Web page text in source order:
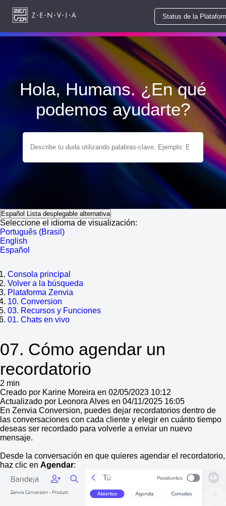
Status de la
Hola, Humans. ¿En qué
podemos ayudarte?
Español Lista desplegable alternativa
Seleccione el idioma de visualización:
Português (Brasil)
English
Español
Consola principal
Volver a la búsqueda
Plataforma Zenvia
10. Conversion
03. Recursos y Funciones
01. Chats en vivo
07. Cómo agendar un
recordatorio
2 min
Creado por Karine Moreira en 02/05/2023 10:12
Actualizado por Leonora Alves en 04/11/2025 16:05
En Zenvia Conversion, puedes dejar recordatorios dentro de
las conversaciones con cada cliente y elegir en cuánto tiempo
deseas ser recordado para volverle a enviar un nuevo
mensaje.
Desde la conversación en que quieres agendar el recordatorio,
haz clic en Agendar: